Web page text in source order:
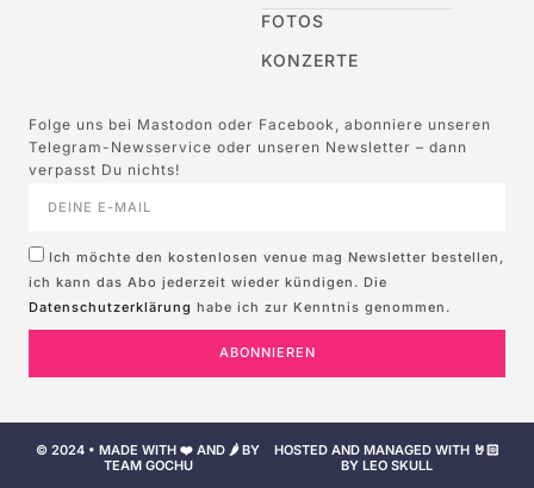
FOTOS
KONZERTE
Folge uns bei Mastodon oder Facebook, abonniere unseren
Telegram-Newsservice oder unseren Newsletter – dann
verpasst Du nichts!
Ich möchte den kostenlosen venue mag Newsletter bestellen,
ich kann das Abo jederzeit wieder kündigen. Die
Datenschutzerklärung habe ich zur Kenntnis genommen.
ABONNIEREN
© 2024 • MADE WITH ❤️ AND 🌶️ BY
TEAM GOCHU
HOSTED AND MANAGED WITH 🤘🏻
BY LEO SKULL